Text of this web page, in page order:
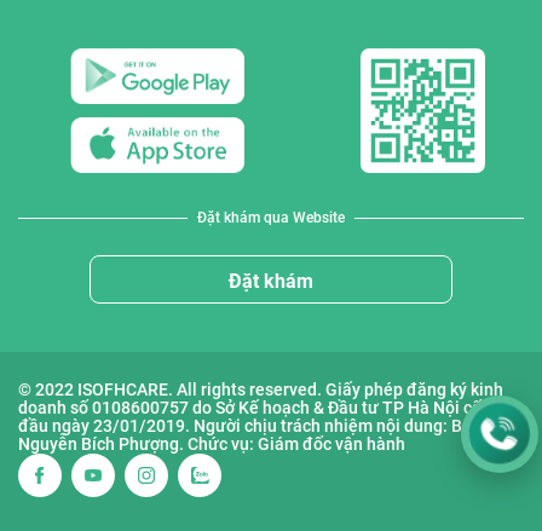
Đặt khám qua Website
Đặt khám
© 2022 ISOFHCARE. All rights reserved. Giấy phép đăng ký kinh
doanh số 0108600757 do Sở Kế hoạch & Đầu tư TP Hà Nội cấp lần
đầu ngày 23/01/2019. Người chịu trách nhiệm nội dung: Bà
Nguyễn Bích Phượng. Chức vụ: Giám đốc vận hành